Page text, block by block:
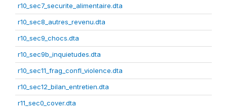
r10_sec7_securite_alimentaire.dta
r10_sec8_autres_revenu.dta
r10_sec9_chocs.dta
r10_sec9b_inquietudes.dta
r10_sec11_frag_confl_violence.dta
r10_sec12_bilan_entretien.dta
r11_sec0_cover.dta